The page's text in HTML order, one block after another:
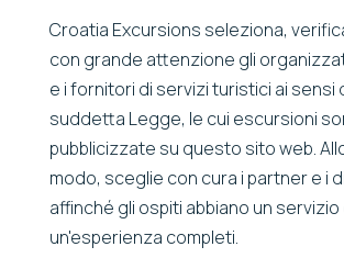
Croatia Excursions seleziona,
con grande attenzione gli
e i fornitori di servizi turistici ai sensi
suddetta Legge, le cui escursioni
pubblicizzate su questo sito web.
modo, sceglie con cura i partner e i
affinché gli ospiti abbiano un servizio
un'esperienza completi.